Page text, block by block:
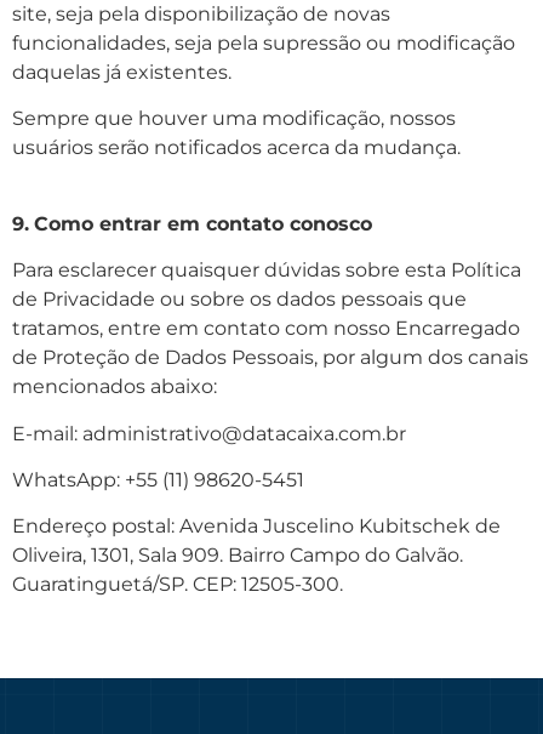
site, seja pela disponibilização de novas
funcionalidades, seja pela supressão ou modificação
daquelas já existentes.
Sempre que houver uma modificação, nossos
usuários serão notificados acerca da mudança.
9. Como entrar em contato conosco
Para esclarecer quaisquer dúvidas sobre esta Política
de Privacidade ou sobre os dados pessoais que
tratamos, entre em contato com nosso Encarregado
de Proteção de Dados Pessoais, por algum dos canais
mencionados abaixo:
E-mail: administrativo@datacaixa.com.br
WhatsApp: +55 (11) 98620-5451
Endereço postal: Avenida Juscelino Kubitschek de
Oliveira, 1301, Sala 909. Bairro Campo do Galvão.
Guaratinguetá/SP. CEP: 12505-300.